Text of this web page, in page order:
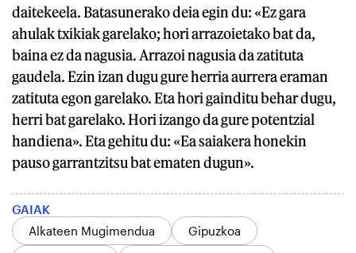
daitekeela. Batasunerako deia egin du: «Ez gara
ahulak txikiak garelako; hori arrazoietako bat da,
baina ez da nagusia. Arrazoi nagusia da zatituta
gaudela. Ezin izan dugu gure herria aurrera eraman
zatituta egon garelako. Eta hori gainditu behar dugu,
herri bat garelako. Hori izango da gure potentzial
handiena». Eta gehitu du: «Ea saiakera honekin
pauso garrantzitsu bat ematen dugun».
GAIAK
Alkateen Mugimendua
Gipuzkoa